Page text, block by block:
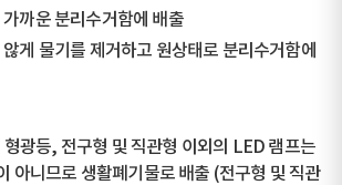
까운 분리수거함에 배출
게 물기를 제거하고 원상태로 분리수거함에
광등, 전구형 및 직관형 이외의 LED 램프는
아니므로 생활폐기물로 배출 (전구형 및 직관